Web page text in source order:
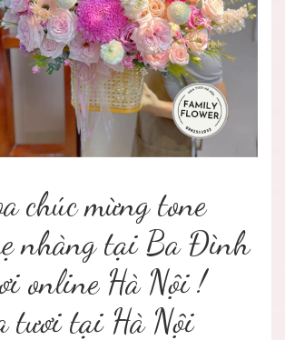
chúc mừng tone
nhàng tại Ba Đình
online Hà Nội !
tươi tại Hà Nội